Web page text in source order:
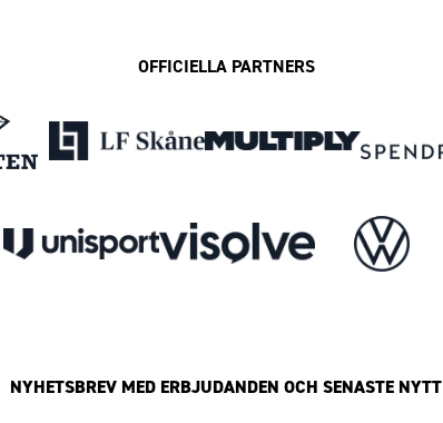
OFFICIELLA PARTNERS
NYHETSBREV MED ERBJUDANDEN OCH SENASTE NYTT